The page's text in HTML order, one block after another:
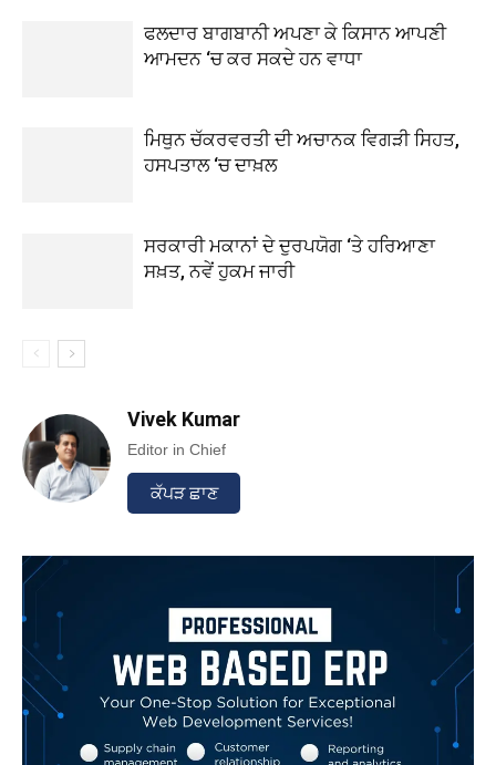
ਫਲਦਾਰ ਬਾਗਬਾਨੀ ਅਪਣਾ ਕੇ ਕਿਸਾਨ ਆਪਣੀ
ਆਮਦਨ ‘ਚ ਕਰ ਸਕਦੇ ਹਨ ਵਾਧਾ
ਮਿਥੁਨ ਚੱਕਰਵਰਤੀ ਦੀ ਅਚਾਨਕ ਵਿਗੜੀ ਸਿਹਤ,
ਹਸਪਤਾਲ ‘ਚ ਦਾਖ਼ਲ
ਸਰਕਾਰੀ ਮਕਾਨਾਂ ਦੇ ਦੁਰਪਯੋਗ ‘ਤੇ ਹਰਿਆਣਾ
ਸਖ਼ਤ, ਨਵੇਂ ਹੁਕਮ ਜਾਰੀ
Vivek Kumar
Editor in Chief
ਕੱਪੜ ਛਾਣ